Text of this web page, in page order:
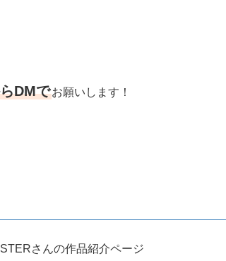
DMでお願いします！
さんの作品紹介ページ